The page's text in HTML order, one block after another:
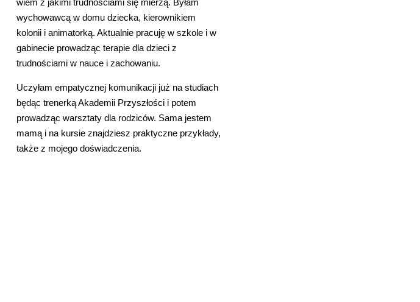
wychowawcą w domu dziecka, kierownikiem
kolonii i animatorką. Aktualnie pracuję w szkole i w
gabinecie prowadząc terapie dla dzieci z
trudnościami w nauce i zachowaniu.
Uczyłam empatycznej komunikacji już na studiach
będąc trenerką Akademii Przyszłości i potem
prowadząc warsztaty dla rodziców. Sama jestem
mamą i na kursie znajdziesz praktyczne przykłady,
także z mojego doświadczenia.